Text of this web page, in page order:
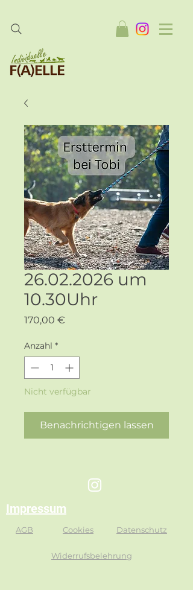
26.02.2026 um
10.30Uhr
170,00 €
Anzahl *
Nicht verfügbar
Benachrichtigen lassen
Impressum
AGB Cookies Datenschutz
Widerrufsbelehrung